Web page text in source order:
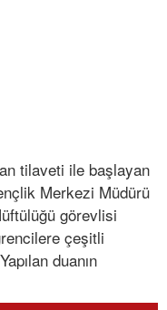
tilaveti ile başlayan
Merkezi Müdürü
görevlisi
çeşitli
duanın